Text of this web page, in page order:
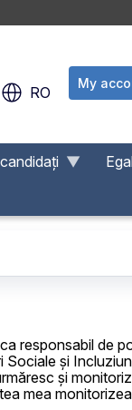
RO
My
responsabil de
și
și
mea